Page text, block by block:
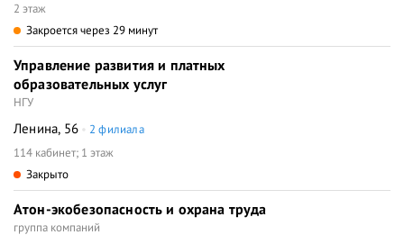
2 этаж
Закроется через 29 минут
Управление развития и платных
образовательных услуг
НГУ
Ленина, 56
2 филиала
114 кабинет; 1 этаж
Закрыто
Атон-экобезопасность и охрана труда
группа компаний